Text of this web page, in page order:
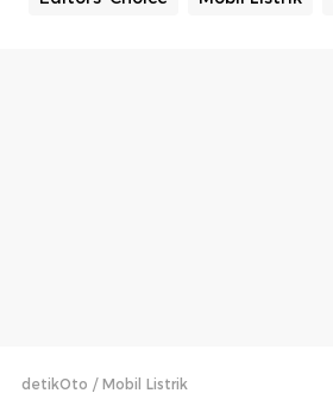
detikOto Mobil Listrik